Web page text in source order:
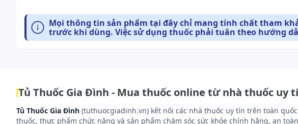
Tác dụng bảo vệ trên chuyển hóa tế bào.
Cải thiện rối loạn dẫn truyền thần kinh.
Chưa có báo cáo.
Cách dùng và liều dùng:
Mọi thông tin sản phẩm tại đây chỉ mang tính chất tham
trước khi dùng. Việc sử dụng thuốc phải tuân theo hướng
Tủ Thuốc Gia Đình - Mua thuốc online từ nhà thuốc uy
Tủ Thuốc Gia Đình (tuthuocgiadinh.vn) kết nối các nhà thuốc uy tín trên toàn
thuốc, thực phẩm chức năng và sản phẩm chăm sóc sức khỏe chính hãng, an